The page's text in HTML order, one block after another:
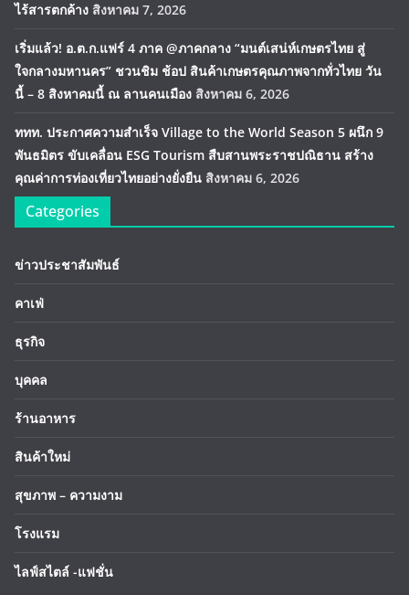
ไร้สารตกค้าง สิงหาคม 7, 2026
เริ่มแล้ว! อ.ต.ก.แฟร์ 4 ภาค @ภาคกลาง “มนต์เสน่ห์เกษตรไทย สู่
ใจกลางมหานคร” ชวนชิม ช้อป สินค้าเกษตรคุณภาพจากทั่วไทย วัน
นี้ – 8 สิงหาคมนี้ ณ ลานคนเมือง สิงหาคม 6, 2026
ททท. ประกาศความสำเร็จ Village to the World Season 5 ผนึก 9
พันธมิตร ขับเคลื่อน ESG Tourism สืบสานพระราชปณิธาน สร้าง
คุณค่าการท่องเที่ยวไทยอย่างยั่งยืน สิงหาคม 6, 2026
Categories
ข่าวประชาสัมพันธ์
คาเฟ่
ธุรกิจ
บุคคล
ร้านอาหาร
สินค้าใหม่
สุขภาพ – ความงาม
โรงแรม
ไลฟ์สไตล์ -แฟชั่น